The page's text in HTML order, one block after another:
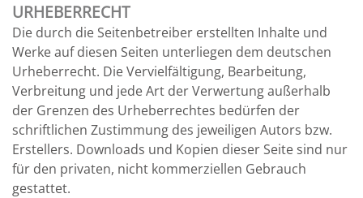
URHEBERRECHT
Die durch die Seitenbetreiber erstellten Inhalte und
Werke auf diesen Seiten unterliegen dem deutschen
Urheberrecht. Die Vervielfältigung, Bearbeitung,
Verbreitung und jede Art der Verwertung außerhalb
der Grenzen des Urheberrechtes bedürfen der
schriftlichen Zustimmung des jeweiligen Autors bzw.
Erstellers. Downloads und Kopien dieser Seite sind nur
für den privaten, nicht kommerziellen Gebrauch
gestattet.